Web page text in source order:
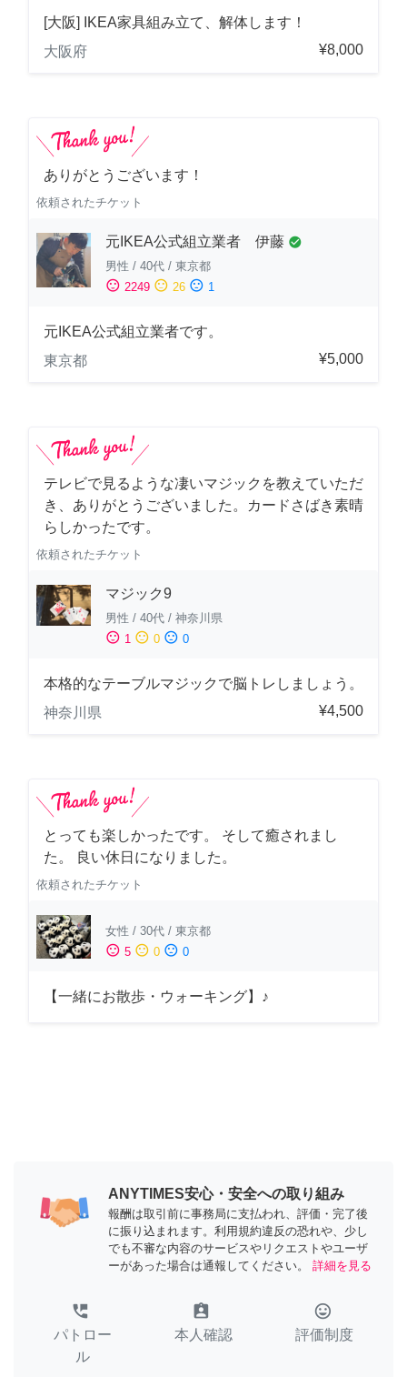
[大阪] IKEA家具組み立て、解体します！
大阪府
¥8,000
ありがとうございます！
依頼されたチケット
元IKEA公式組立業者 伊藤 check_circle
男性 / 40代 / 東京都
sentiment_satisfied 2249 sentiment_neutral 26 sentiment_dissatisfied 1
元IKEA公式組立業者です。
東京都
¥5,000
テレビで見るような凄いマジックを教えていただ
き、ありがとうございました。カードさばき素晴
らしかったです。
依頼されたチケット
マジック9
男性 / 40代 / 神奈川県
sentiment_satisfied 1 sentiment_neutral 0 sentiment_dissatisfied 0
本格的なテーブルマジックで脳トレしましょう。
神奈川県
¥4,500
とっても楽しかったです。 そして癒されまし
た。 良い休日になりました。
依頼されたチケット
女性 / 30代 / 東京都
sentiment_satisfied 5 sentiment_neutral 0 sentiment_dissatisfied 0
【一緒にお散歩・ウォーキング】♪
ANYTIMES安心・安全への取り組み
報酬は取引前に事務局に支払われ、評価・完了後
に振り込まれます。利用規約違反の恐れや、少し
でも不審な内容のサービスやリクエストやユーザ
ーがあった場合は通報してください。
詳細を見る
perm_phone_msg
パトロー
ル
assignment_ind
本人確認
tag_faces
評価制度